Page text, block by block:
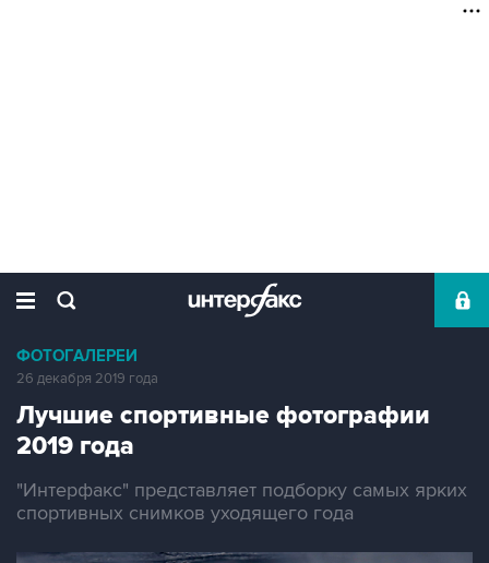
ФОТОГАЛЕРЕИ
26 декабря 2019 года
Лучшие спортивные фотографии
2019 года
"Интерфакс" представляет подборку самых ярких
спортивных снимков уходящего года